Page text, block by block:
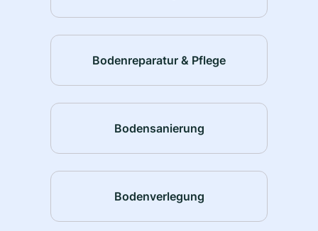
Bodenreparatur & Pflege
Bodensanierung
Bodenverlegung